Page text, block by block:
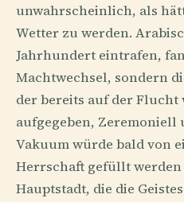
unwahrscheinlich, als
Wetter zu werden.
Jahrhundert eintrafen,
Machtwechsel, sondern
der bereits auf der Flucht
aufgegeben, Zeremoniell
Vakuum würde bald von
Herrschaft gefüllt
Hauptstadt, die die